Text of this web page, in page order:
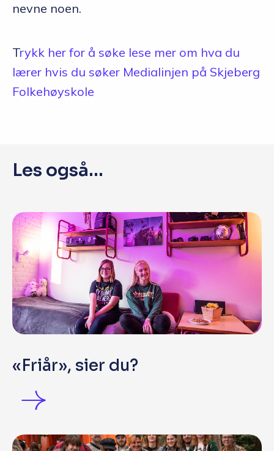
nevne noen.
Trykk her for å søke lese mer om hva du
lærer hvis du søker Medialinjen på Skjeberg
Folkehøyskole
Les også...
«Friår», sier du?